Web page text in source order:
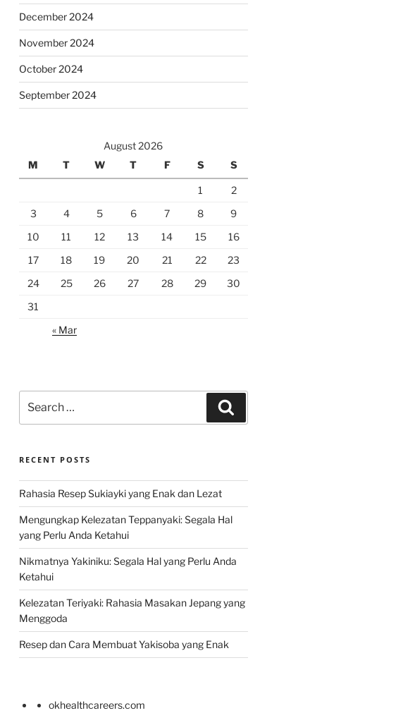
December 2024
November 2024
October 2024
September 2024
August 2026
M
T W T F S S
1
2
3
4 5 6 7 8
9
10
11 12 13 14 15
16
17
18 19 20 21 22
23
24
25 26 27 28 29
30
31
« Mar
for:
RECENT POSTS
Rahasia Resep Sukiayki yang Enak dan Lezat
Mengungkap Kelezatan Teppanyaki: Segala Hal
yang Perlu Anda Ketahui
Nikmatnya Yakiniku: Segala Hal yang Perlu Anda
Ketahui
Kelezatan Teriyaki: Rahasia Masakan Jepang yang
Menggoda
Resep dan Cara Membuat Yakisoba yang Enak
okhealthcareers.com